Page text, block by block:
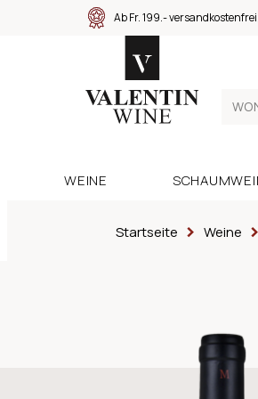
Ab Fr. 199.-
WEINE
Startseite Weine